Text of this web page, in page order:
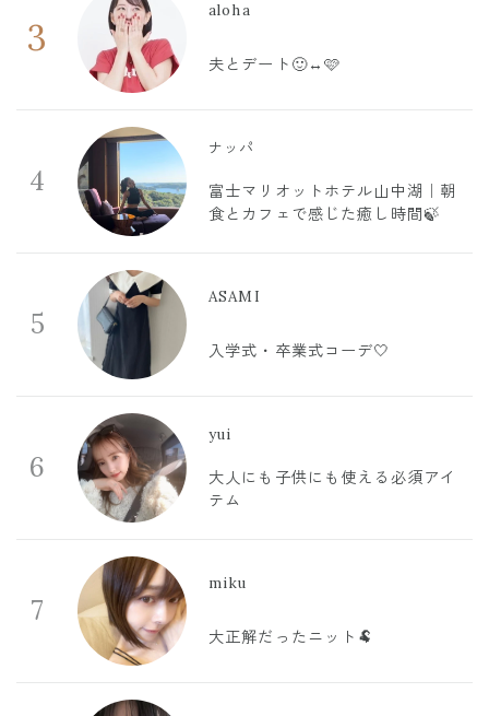
3
aloha
夫とデート🙂‍↔️🩷
4
ナッパ
富士マリオットホテル山中湖｜朝
食とカフェで感じた癒し時間🍃
5
ASAMI
入学式・卒業式コーデ🤍
6
yui
大人にも子供にも使える必須アイ
テム
7
miku
大正解だったニット🐏